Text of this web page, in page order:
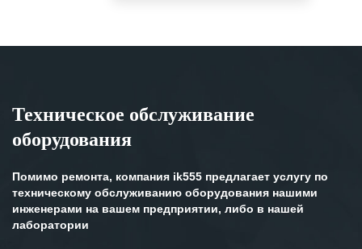
Техническое обслуживание
оборудования
Помимо ремонта, компания ik555 предлагает услугу по
техническому обслуживанию оборудования нашими
инженерами на вашем предприятии, либо в нашей
лаборатории